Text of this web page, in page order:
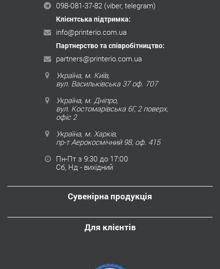
098-081-37-82 (viber, telegram)
Клієнтська підтримка:
info@printerio.com.ua
Партнерство та співробітництво:
partners@printerio.com.ua
Україна, м. Київ,
вул. Васильківська 37 оф. 707
Україна, м. Дніпро,
вул. Костомарівська 6Г, 2 поверх,
офіс 2
Україна, м. Харків,
пр-т Аерокосмічний 98, оф. 415
Пн-Пт з 9:30 до 17:00
Сб, Нд - вихідний
Сувенірна продукція
Для клієнтів